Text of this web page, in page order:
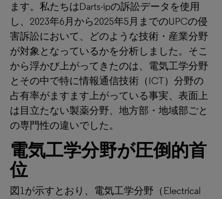
ます。私たちはDarts-ipの訴訟データを使用
し、2023年6月から2025年5月までのUPCの侵
害訴訟において、どのような技術・産業分野
が対象となっているかを分析しました。そこ
から浮かび上がってきたのは、電気工学分野
とその中で特に情報通信技術（ICT）分野の
占有率がますます上がっている事実、表面上
は目立たない製薬分野、地方部・地域部ごと
の専門性の違いでした。
電気工学分野が圧倒的首
位
図1が示すとおり、電気工学分野（Electrical